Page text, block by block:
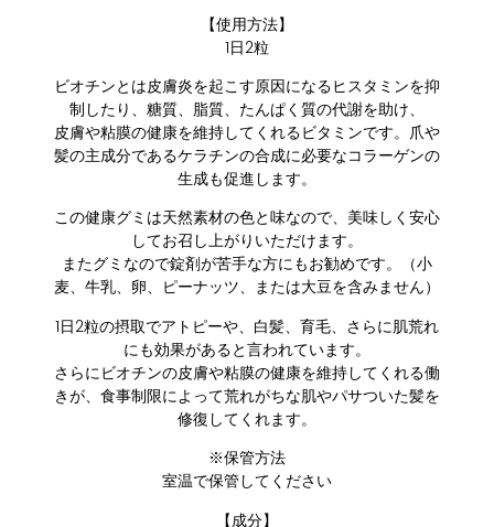
【使用方法】
1日2粒
ビオチンとは皮膚炎を起こす原因になるヒスタミンを抑
制したり、糖質、脂質、たんぱく質の代謝を助け、
皮膚や粘膜の健康を維持してくれるビタミンです。爪や
髪の主成分であるケラチンの合成に必要なコラーゲンの
生成も促進します。
この健康グミは天然素材の色と味なので、美味しく安心
してお召し上がりいただけます。
またグミなので錠剤が苦手な方にもお勧めです。（小
麦、牛乳、卵、ピーナッツ、または大豆を含みません）
1日2粒の摂取でアトピーや、白髪、育毛、さらに肌荒れ
にも効果があると言われています。
さらにビオチンの皮膚や粘膜の健康を維持してくれる働
きが、食事制限によって荒れがちな肌やパサついた髪を
修復してくれます。
※保管方法
室温で保管してください
【成分】